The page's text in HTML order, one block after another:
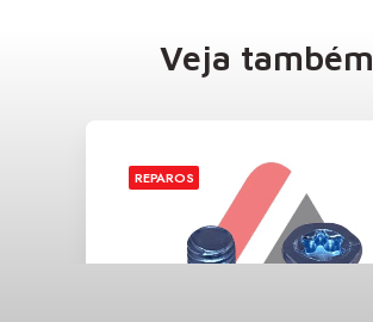
Veja também
REPAROS